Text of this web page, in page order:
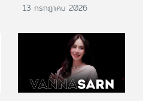
13 กรกฎาคม 2026